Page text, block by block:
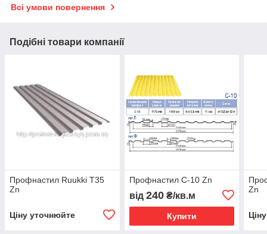
Всі умови повернення
Подібні товари компанії
Профнастил Ruukki T35
Zn
Ціну уточнюйте
Профнастил С-10 Zn
від 240₴/кв.м
Купити
Zn